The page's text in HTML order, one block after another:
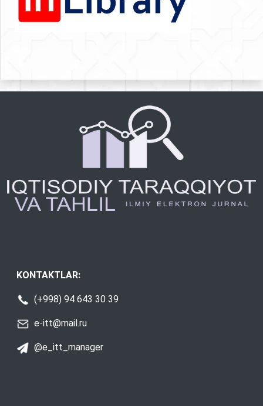
KONTAKTLAR:
(+998) 94 643 30 39
e-itt@mail.ru
@e_itt_manager